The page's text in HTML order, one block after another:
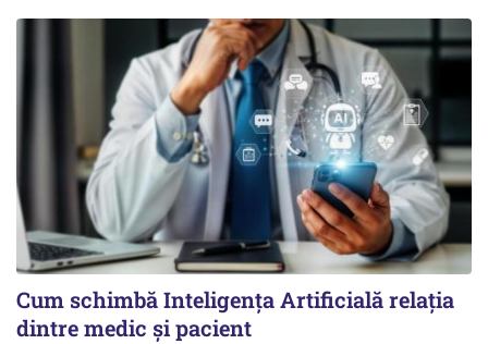
Cum schimbă Inteligența Artificială relația
dintre medic și pacient